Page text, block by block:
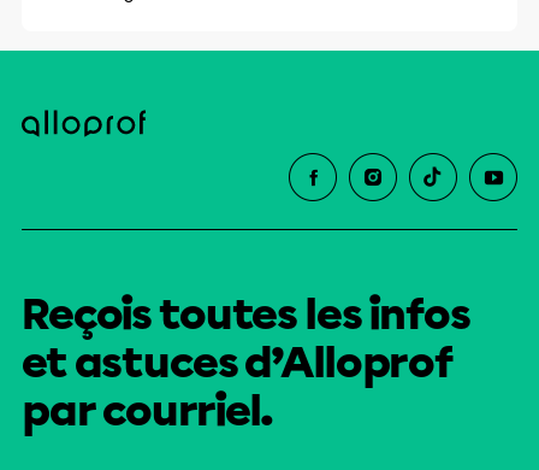
Reçois toutes les infos
et astuces d’Alloprof
par courriel.